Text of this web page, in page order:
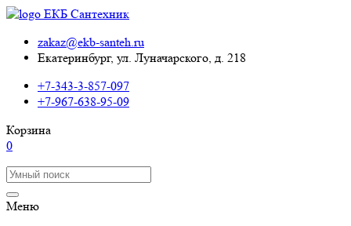
zakaz@ekb-santeh.ru
Екатеринбург, ул. Луначарского, д. 218
+7-343-3-857-097
+7-967-638-95-09
Корзина
0
Меню